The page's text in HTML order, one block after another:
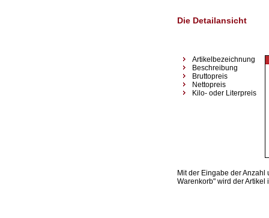
Die Detailansicht
Artikelbezeichnung
Beschreibung
Bruttopreis
Nettopreis
Kilo- oder Literpreis
Mit der Eingabe der
Warenkorb" wird der Artikel